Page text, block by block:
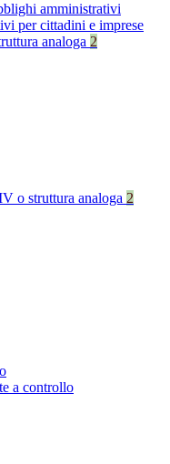
amministrativi
per cittadini e imprese
analoga 2
o struttura analoga 2
a controllo